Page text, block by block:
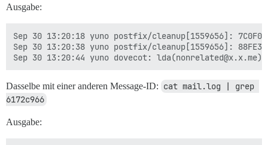
Ausgabe:
Sep 30 13:20:18 yuno postfix/cleanup[1559656]:
Sep 30 13:20:38 yuno postfix/cleanup[1559656]:
Dasselbe mit einer anderen Message-ID: cat mail.log | grep
6172c966
Ausgabe: